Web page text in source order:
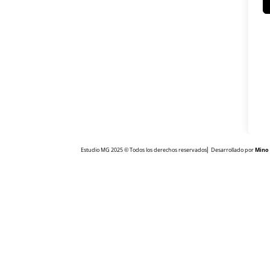
Estudio MG 2025 © Todos los derechos reservados⎜ Desarrollado porMino